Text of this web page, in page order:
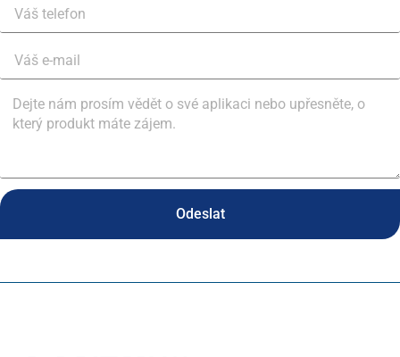
Odeslat